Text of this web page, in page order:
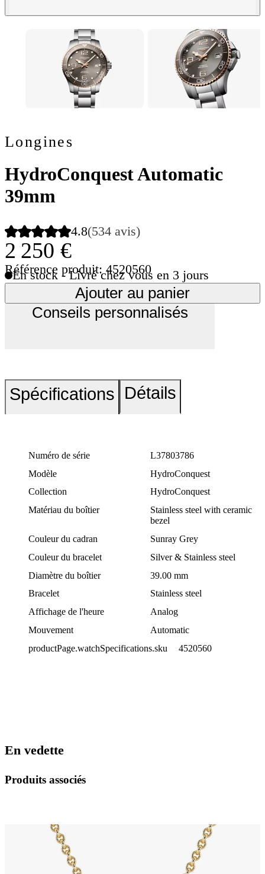
Longines
HydroConquest Automatic
39mm
4.8(534 avis)
2 250 €
Référence produit: 4520560
En stock - Livré chez vous en 3 jours
Ajouter au panier
Conseils personnalisés
Spécifications Détails
Numéro de série
L37803786
Modèle
HydroConquest
Collection
HydroConquest
Matériau du boîtier
Stainless steel with ceramic
bezel
Couleur du cadran
Sunray Grey
Couleur du bracelet
Silver & Stainless steel
Diamètre du boîtier
39.00 mm
Bracelet
Stainless steel
Affichage de l'heure
Analog
Mouvement
Automatic
productPage.watchSpecifications.sku
4520560
En vedette
Produits associés